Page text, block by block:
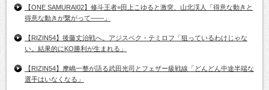
【ONE SAMURAI02】修斗王者=田上こゆると激突、山北渓人「得意な動きと
得意な動きが繋がって――」
【RIZIN54】後藤丈治戦へ。アジスベク・テミロフ「狙っているわけじゃな
い。結果的にKO勝利が生まれる」
【RIZIN54】摩嶋一整が語る武田光司とフェザー級戦線「どんどん中途半端な
選手はいなくなる」